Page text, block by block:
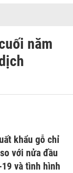
năm
khẩu gỗ chỉ
với nửa đầu
và tình hình